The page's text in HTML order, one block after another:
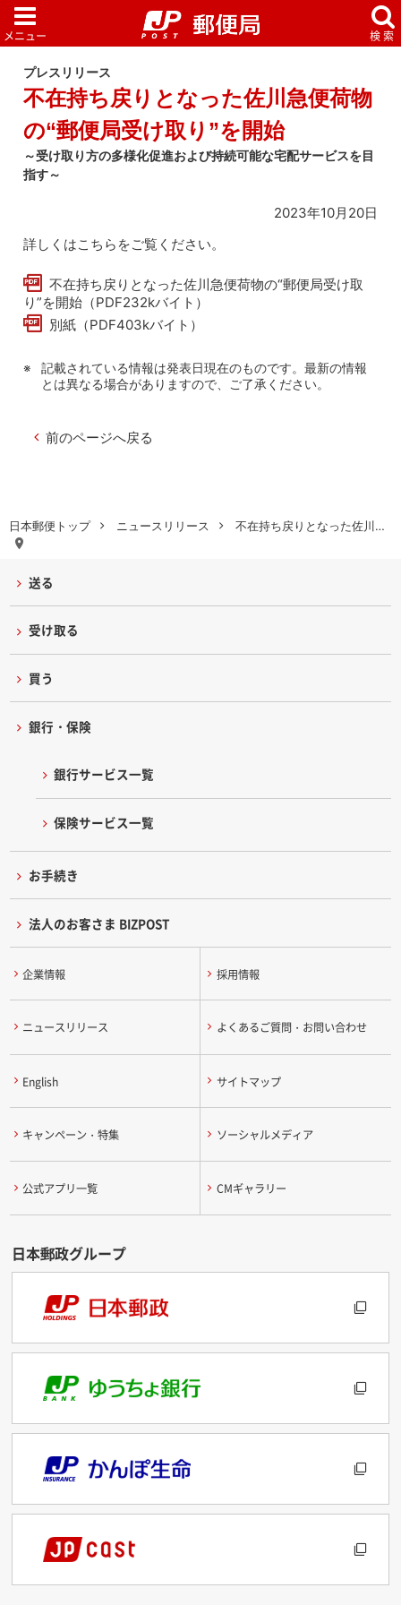
日本郵便トップ ニュースリリース 不在持ち戻りとなった佐川…
プレスリリース
不在持ち戻りとなった佐川急便荷物
の“郵便局受け取り”を開始
～受け取り方の多様化促進および持続可能な宅配サービスを目
指す～
2023年10月20日
詳しくはこちらをご覧ください。
不在持ち戻りとなった佐川急便荷物の“郵便局受け取
り”を開始（PDF232kバイト）
別紙（PDF403kバイト）
記載されている情報は発表日現在のものです。最新の情報
とは異なる場合がありますので、ご了承ください。
前のページへ戻る
送る
受け取る
買う
銀行・保険
銀行サービス一覧
保険サービス一覧
お手続き
法人のお客さま BIZPOST
企業情報 採用情報
ニュースリリース よくあるご質問・お問い合わせ
English サイトマップ
キャンペーン・特集 ソーシャルメディア
公式アプリ一覧 CMギャラリー